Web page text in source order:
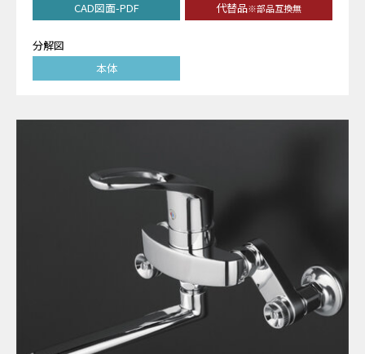
CAD図面-PDF
代替品※部品互換無
分解図
本体